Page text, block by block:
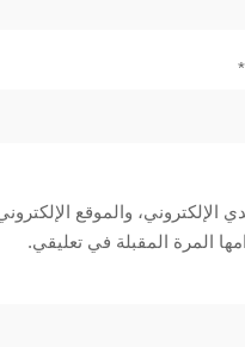
*
الإلكتروني، والموقع
المرة المقبلة في تعليقي.